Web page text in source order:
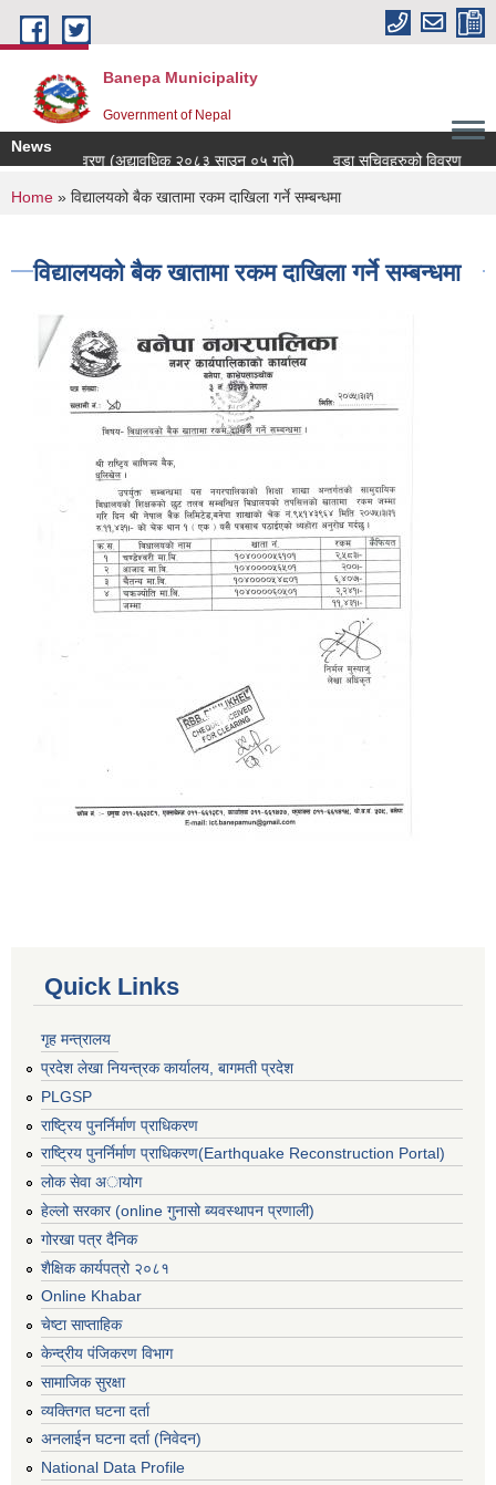
Skip to main content
Banepa Municipality
Government of Nepal
News
विवरण (अद्यावधिक २०८३ साउन ०५ गते)
वडा सचिवहरुको विवरण
You are here
Home » विद्यालयको बैक खातामा रकम दाखिला गर्ने सम्बन्धमा
विद्यालयको बैक खातामा रकम दाखिला गर्ने सम्बन्धमा
Quick Links
गृह मन्त्रालय
प्रदेश लेखा नियन्त्रक कार्यालय, बागमती प्रदेश
PLGSP
राष्ट्रिय पुनर्निर्माण प्राधिकरण
राष्ट्रिय पुनर्निर्माण प्राधिकरण(Earthquake Reconstruction Portal)
लोक सेवा अायोग
हेल्लो सरकार (online गुनासो ब्यवस्थापन प्रणाली)
गोरखा पत्र दैनिक
शैक्षिक कार्यपत्रो २०८१
Online Khabar
चेष्टा साप्ताहिक
केन्द्रीय पंजिकरण विभाग
सामाजिक सुरक्षा
व्यक्तिगत घटना दर्ता
अनलाईन घटना दर्ता (निवेदन)
National Data Profile